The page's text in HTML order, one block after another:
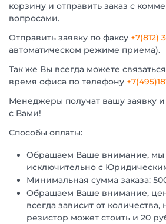
корзину и отправить заказ с
вопросами.
Отправить заявку по факсу +7(812)
автоматическом режиме приема).
Так же Вы всегда можете
время офиса по телефону
Менеджеры получат вашу заявку
с Вами!
Способы оплаты:
Обращаем Ваше внимание, мы
исключительно с
Минимальная сумма заказа:
Обращаем Ваше внимание,
всегда зависит от количества,
резистор может стоить и 20